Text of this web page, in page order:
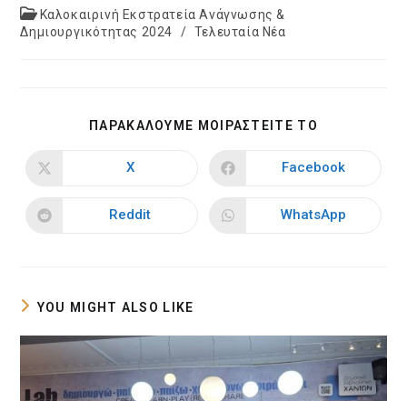
published:
Post
category:
Καλοκαιρινή Εκστρατεία Ανάγνωσης &
Δημιουργικότητας 2024
/ Τελευταία Νέα
ΠΑΡΑΚΑΛΟΥΜΕ ΜΟΙΡΑΣΤΕΙΤΕ ΤΟ
CONTENT
Opens
new
window
X
Opens
new
window
Facebook
Opens
Reddit
Opens
WhatsApp
YOU MIGHT ALSO LIKE